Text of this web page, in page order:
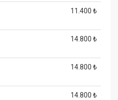
11.400 ₺
14.800 ₺
14.800 ₺
14.800 ₺